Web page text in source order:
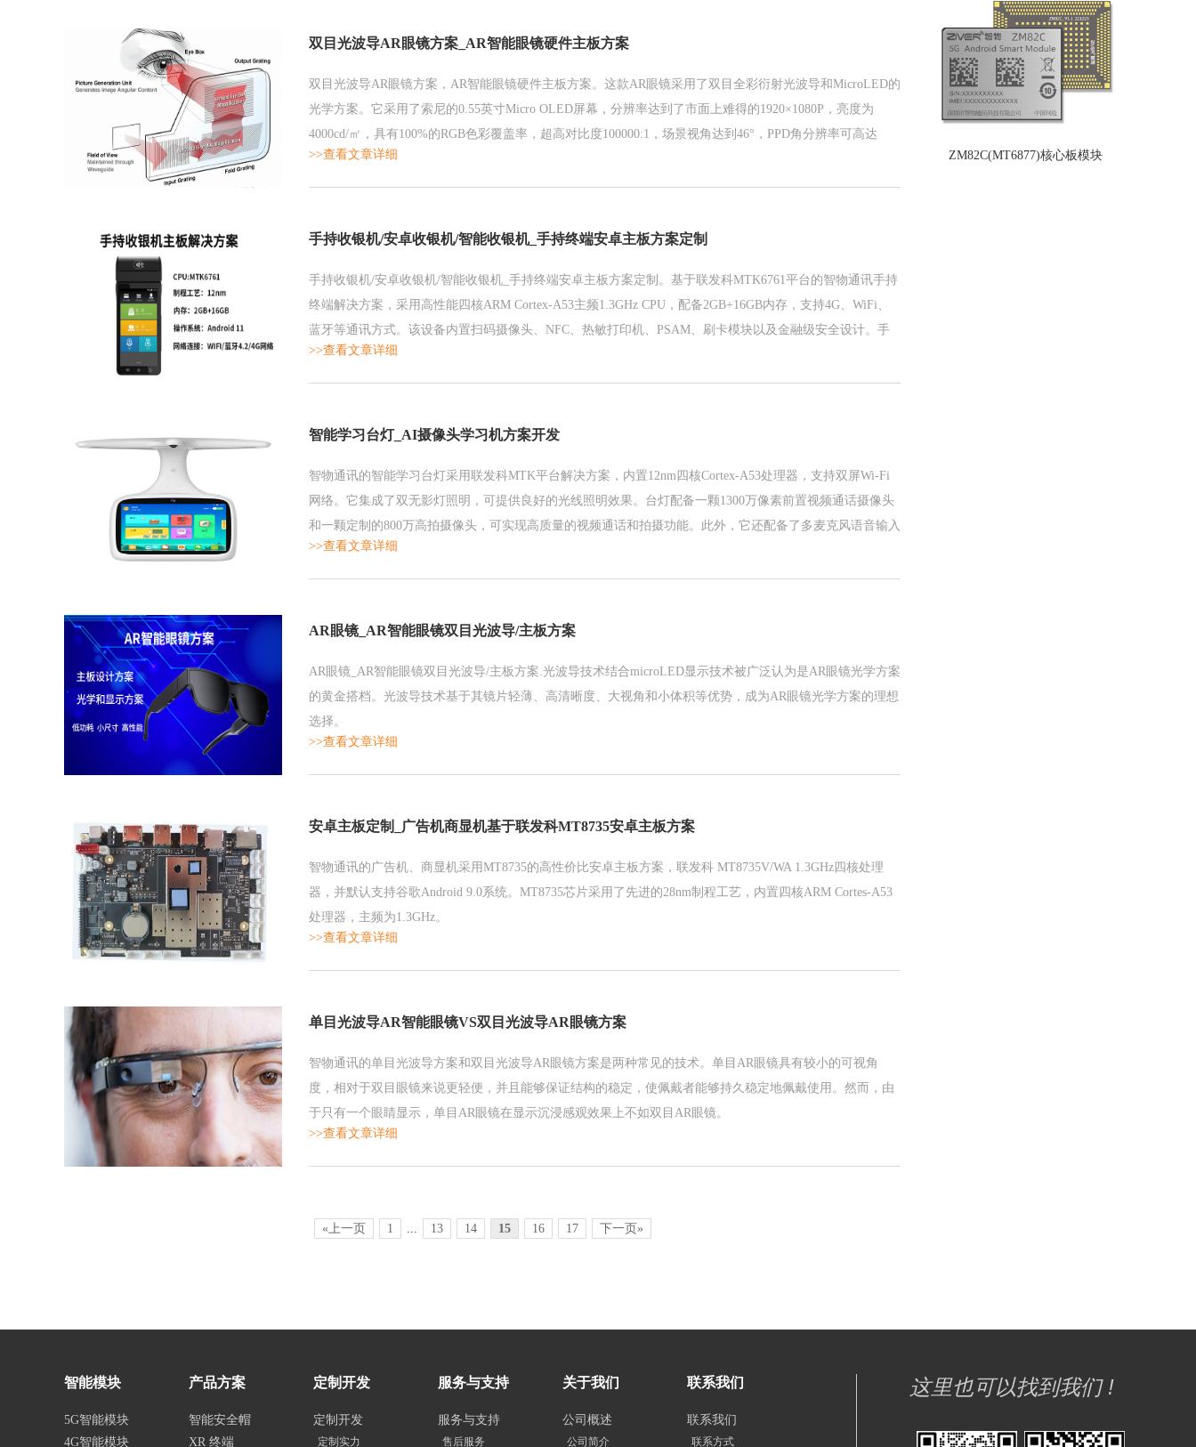
双目光波导AR眼镜方案_AR智能眼镜硬件主板方案
双目光波导AR眼镜方案，AR智能眼镜硬件主板方案。这款AR眼镜采用了双目全彩衍射光波导和MicroLED的
光学方案。它采用了索尼的0.55英寸Micro OLED屏幕，分辨率达到了市面上难得的1920×1080P，亮度为
4000cd/㎡，具有100%的RGB色彩覆盖率，超高对比度100000:1，场景视角达到46°，PPD角分辨率可高达
49，功耗为300mW。
>>查看文章详细
手持收银机/安卓收银机/智能收银机_手持终端安卓主板方案定制
手持收银机/安卓收银机/智能收银机_手持终端安卓主板方案定制。基于联发科MTK6761平台的智物通讯手持
终端解决方案，采用高性能四核ARM Cortex-A53主频1.3GHz CPU，配备2GB+16GB内存，支持4G、WiFi、
蓝牙等通讯方式。该设备内置扫码摄像头、NFC、热敏打印机、PSAM、刷卡模块以及金融级安全设计。手
持机主板上还配置了多个接口模块，包括USB、以太网口(可选配接口RS232、RS485)等。
>>查看文章详细
智能学习台灯_AI摄像头学习机方案开发
智物通讯的智能学习台灯采用联发科MTK平台解决方案，内置12nm四核Cortex-A53处理器，支持双屏Wi-Fi
网络。它集成了双无影灯照明，可提供良好的光线照明效果。台灯配备一颗1300万像素前置视频通话摄像头
和一颗定制的800万高拍摄像头，可实现高质量的视频通话和拍摄功能。此外，它还配备了多麦克风语音输入
和双立体声喇叭，以及12V DC电源供电。
>>查看文章详细
AR眼镜_AR智能眼镜双目光波导/主板方案
AR眼镜_AR智能眼镜双目光波导/主板方案.光波导技术结合microLED显示技术被广泛认为是AR眼镜光学方案
的黄金搭档。光波导技术基于其镜片轻薄、高清晰度、大视角和小体积等优势，成为AR眼镜光学方案的理想
选择。
>>查看文章详细
安卓主板定制_广告机商显机基于联发科MT8735安卓主板方案
智物通讯的广告机、商显机采用MT8735的高性价比安卓主板方案，联发科 MT8735V/WA 1.3GHz四核处理
器，并默认支持谷歌Android 9.0系统。MT8735芯片采用了先进的28nm制程工艺，内置四核ARM Cortes-A53
处理器，主频为1.3GHz。
>>查看文章详细
单目光波导AR智能眼镜VS双目光波导AR眼镜方案
智物通讯的单目光波导方案和双目光波导AR眼镜方案是两种常见的技术。单目AR眼镜具有较小的可视角
度，相对于双目眼镜来说更轻便，并且能够保证结构的稳定，使佩戴者能够持久稳定地佩戴使用。然而，由
于只有一个眼睛显示，单目AR眼镜在显示沉浸感观效果上不如双目AR眼镜。
>>查看文章详细
«上一页 1 ... 13 14 15 16 17 下一页»
ZM82C(MT6877)核心板模块
智能模块
5G智能模块
4G智能模块
产品方案
智能安全帽
XR 终端
定制开发
定制开发
定制实力
服务与支持
服务与支持
售后服务
关于我们
公司概述
公司简介
联系我们
联系我们
联系方式
这里也可以找到我们 !